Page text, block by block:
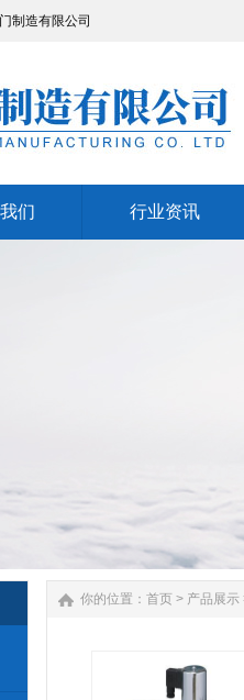
制造有限公司
们
行业资讯
行业资讯
你的位置： 首页 > 产品展示
DF)